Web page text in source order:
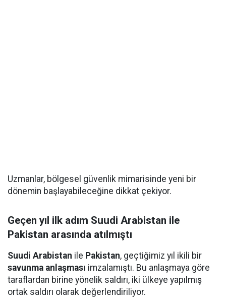
Uzmanlar, bölgesel güvenlik mimarisinde yeni bir
dönemin başlayabileceğine dikkat çekiyor.
Geçen yıl ilk adım Suudi Arabistan ile
Pakistan arasında atılmıştı
Suudi Arabistan ile Pakistan, geçtiğimiz yıl ikili bir
savunma anlaşması imzalamıştı. Bu anlaşmaya göre
taraflardan birine yönelik saldırı, iki ülkeye yapılmış
ortak saldırı olarak değerlendiriliyor.